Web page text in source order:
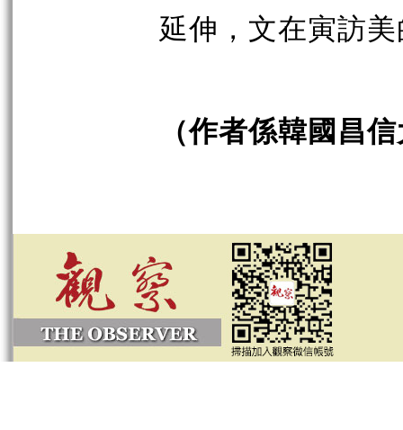
延伸，文在寅訪
（作者係韓國昌